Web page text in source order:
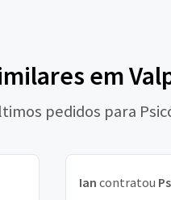
em
pedidos para
Ian contratou